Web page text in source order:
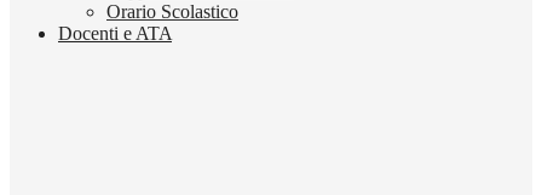
Orario Scolastico
Docenti e ATA